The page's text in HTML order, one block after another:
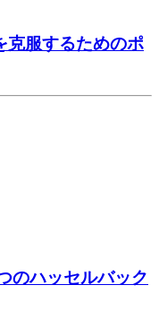
服するためのポ
のハッセルバック